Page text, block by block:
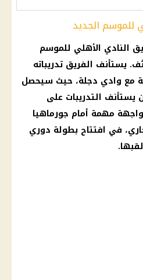
للموسم الجديد
النادي الأهلي للموسم
يستأنف الفريق تدريباته
مع وادي دجلة، حيث سيحصل
يستأنف التدريبات على
مهمة أمام جورماهيا
الجاري، في افتتاح بطولة دوري